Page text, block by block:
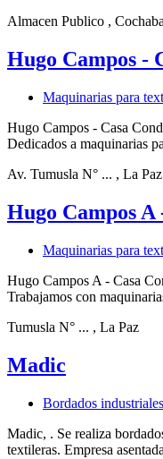
Almacen Publico ,
Hugo Campos -
Maquinarias para
Hugo Campos - Casa
Dedicados a maquinarias
Av. Tumusla N° ... , La Paz
Hugo Campos A
Maquinarias para
Hugo Campos A - Casa
Trabajamos con
Tumusla N° ... , La Paz
Madic
Bordados industriales
Madic, . Se realiza
textileras. Empresa